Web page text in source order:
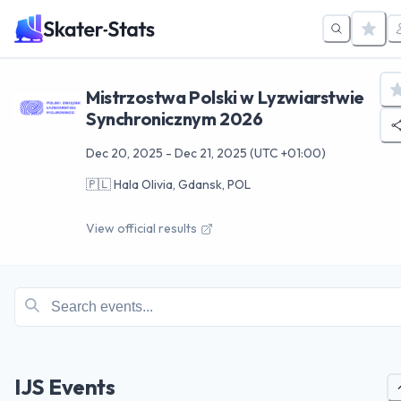
Mistrzostwa Polski w Lyzwiarstwie
Synchronicznym 2026
Dec 20, 2025 - Dec 21, 2025 (UTC +01:00)
🇵🇱Hala Olivia, Gdansk, POL
View official results
IJS Events